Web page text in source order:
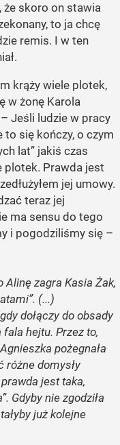
że skoro on stawia
to ja chcę
remis. I w ten
krąży wiele plotek,
w żonę Karola
Jeśli ludzie w pracy
to się kończy, o czym
lat” jakiś czas
plotek. Prawda jest
jej umowy.
teraz jej
ma sensu do tego
i pogodziliśmy się –
Alinę zagra Kasia Żak,
(...)
dołączy do obsady
fala hejtu. Przez to,
pożegnała
różne domysły
jest taka,
Gdyby nie zgodziła
już kolejne